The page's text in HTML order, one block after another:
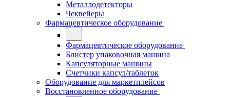
Металлодетекторы
Чеквейеры
Фармацевтическое оборудование
Фармацевтическое оборудование
Блистер упаковочная машина
Капсуляторные машины
Счетчики капсул/таблеток
Оборудование для маркетплейсов
Восстановленное оборудование